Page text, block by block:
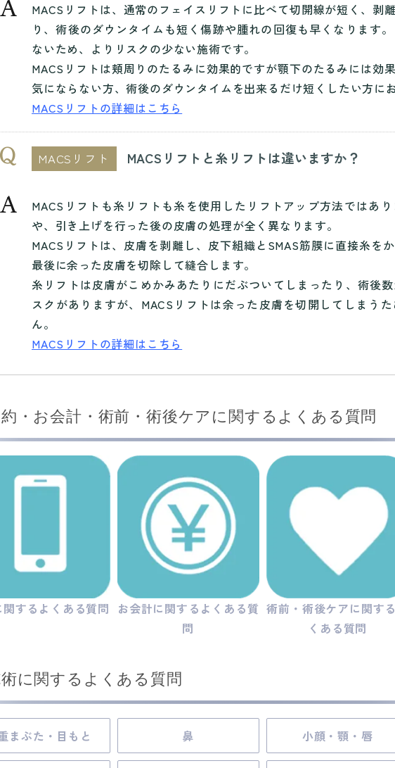
MACSリフトは、通常のフェイスリフトに比べて切開線が短く、剥
り、術後のダウンタイムも短く傷跡や腫れの回復も早くなります
ないため、よりリスクの少ない施術です。
MACSリフトは頬周りのたるみに効果的ですが顎下のたるみには効
気にならない方、術後のダウンタイムを出来るだけ短くしたい方に
MACSリフトの詳細はこちら
MACSリフト MACSリフトと糸リフトは違いますか？
MACSリフトも糸リフトも糸を使用したリフトアップ方法ではあ
や、引き上げを行った後の皮膚の処理が全く異なります。
MACSリフトは、皮膚を剥離し、皮下組織とSMAS筋膜に直接糸を
最後に余った皮膚を切除して縫合します。
糸リフトは皮膚がこめかみあたりにだぶついてしまったり、術後
スクがありますが、MACSリフトは余った皮膚を切開してしまう
ん。
MACSリフトの詳細はこちら
・お会計・術前・術後ケアに関するよくある質問
するよくある質問
お会計に関するよくある質
問
術前・術後ケアに関す
くある質問
に関するよくある質問
まぶた・目もと 鼻 小顔・顎・唇